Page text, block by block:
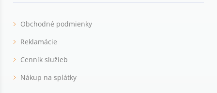
Obchodné podmienky
Reklamácie
Cenník služieb
Nákup na splátky